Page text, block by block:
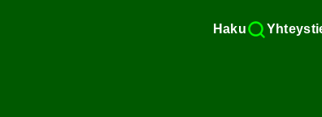
Haku